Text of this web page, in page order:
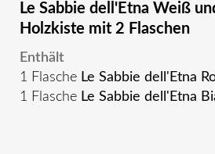
Le Sabbie dell'Etna Weiß
Holzkiste mit 2 Flaschen
Enthält
1 Flasche Le Sabbie dell'Etna
1 Flasche Le Sabbie dell'Etna